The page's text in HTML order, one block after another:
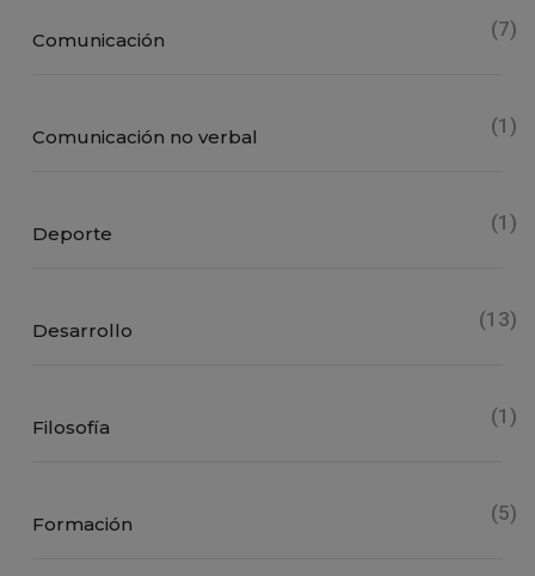
Comunicación (7)
Comunicación no verbal (1)
Deporte (1)
Desarrollo (13)
Filosofía (1)
Formación (5)